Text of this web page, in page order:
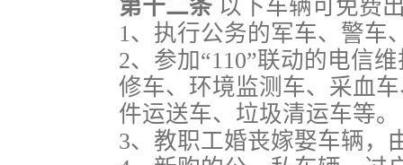
第十二条 以下车辆可免费
1、执行公务的军车、警车
2、参加“110”联动的电信
修车、环境监测车、采血
件运送车、垃圾清运车等。
3、教职工婚丧嫁娶车辆，